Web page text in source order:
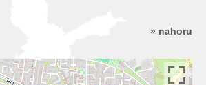
» nahoru